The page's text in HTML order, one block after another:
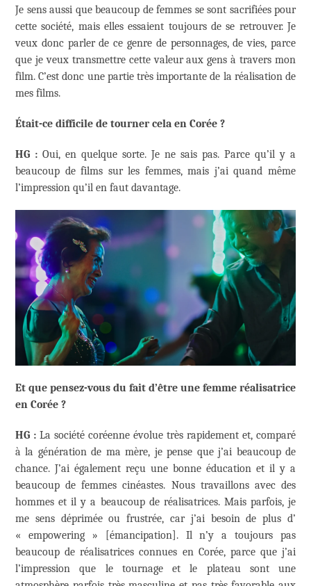
Je sens aussi que beaucoup de femmes se sont sacrifiées pour
cette société, mais elles essaient toujours de se retrouver. Je
veux donc parler de ce genre de personnages, de vies, parce
que je veux transmettre cette valeur aux gens à travers mon
film. C’est donc une partie très importante de la réalisation de
mes films.
Était-ce difficile de tourner cela en Corée ?
HG : Oui, en quelque sorte. Je ne sais pas. Parce qu’il y a
beaucoup de films sur les femmes, mais j’ai quand même
l’impression qu’il en faut davantage.
Et que pensez-vous du fait d’être une femme réalisatrice
en Corée ?
HG : La société coréenne évolue très rapidement et, comparé
à la génération de ma mère, je pense que j’ai beaucoup de
chance. J’ai également reçu une bonne éducation et il y a
beaucoup de femmes cinéastes. Nous travaillons avec des
hommes et il y a beaucoup de réalisatrices. Mais parfois, je
me sens déprimée ou frustrée, car j’ai besoin de plus d’
« empowering » [émancipation]. Il n’y a toujours pas
beaucoup de réalisatrices connues en Corée, parce que j’ai
l’impression que le tournage et le plateau sont une